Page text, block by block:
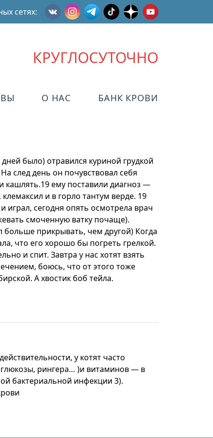
сетях:
КРУГЛОСУТОЧНО
О НАС БАНК КРОВИ
было) отравился куриной грудкой
след день он почувствовал себя
кашлять.19 ему поставили диагноз —
и в горло тантум верде. 19
сегодня опять осмотрела врач
смоченную ватку почаще).
больше прикрывать, чем другой) Когда
что его хорошо бы погреть грелкой.
и спит. Завтра у нас хотят взять
боюсь, что от этого тоже
А хвостик боб тейла.
у котят часто
рингера… )и витаминов — в
бактериальной инфекции 3).